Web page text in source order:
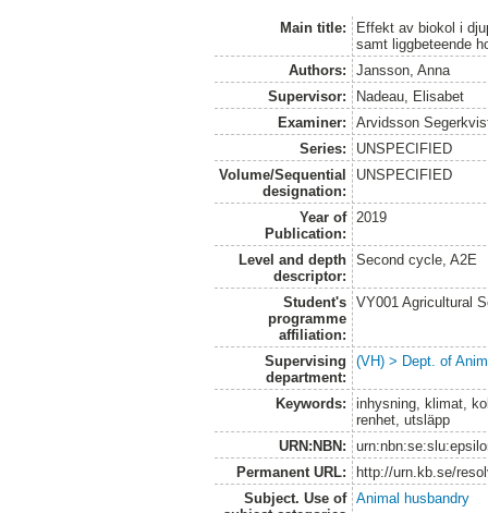
Main title:
Effekt av biokol i
samt liggbeteende
Authors:
Jansson, Anna
Supervisor:
Nadeau, Elisabet
Examiner:
Arvidsson
Series:
UNSPECIFIED
Volume/Sequential
designation:
UNSPECIFIED
Year of
Publication:
2019
Level and depth
descriptor:
Second cycle, A2E
Student's
programme
affiliation:
VY001 Agricultural
Supervising
department:
(VH) > Dept. of
Keywords:
inhysning, klimat,
renhet, utsläpp
URN:NBN:
Permanent URL:
http://urn.kb.se/
Subject. Use of
Animal husbandry